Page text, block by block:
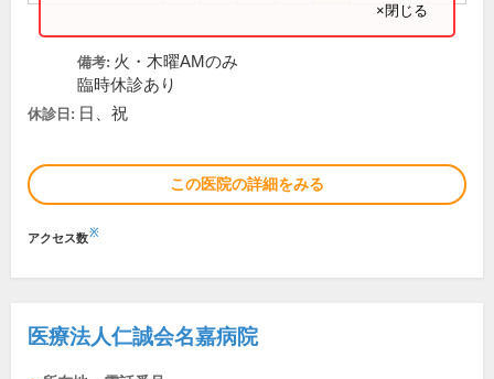
×閉じる
備考: 火・木曜AMのみ
臨時休診あり
休診日: 日、祝
この医院の詳細をみる
アクセス数※
医療法人仁誠会名嘉病院